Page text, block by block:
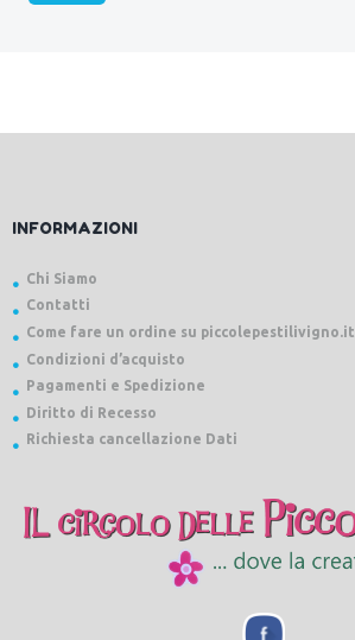
INFORMAZIONI
Chi Siamo
Contatti
Come fare un ordine su piccolepestilivigno.it
Condizioni d’acquisto
Pagamenti e Spedizione
Diritto di Recesso
Richiesta cancellazione Dati